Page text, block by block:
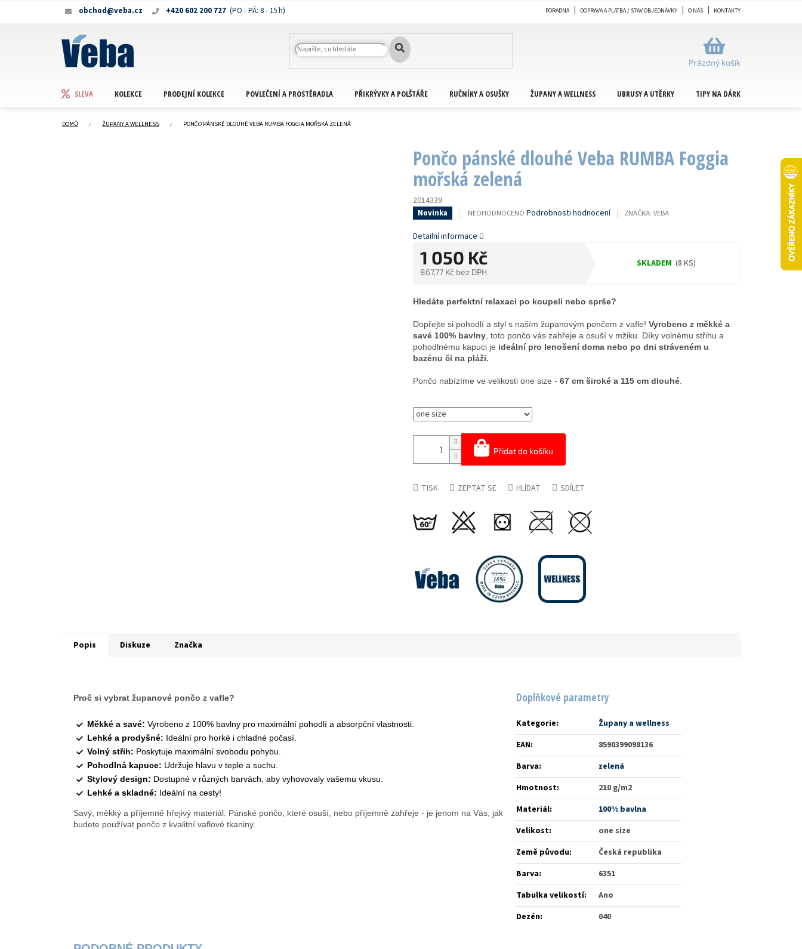
+420 602 200 727
obchod@veba.cz PORADNA DOPRAVA A PLATBA / STAV OBJEDNÁVKY O NÁS KONTAKTY
NÁKUPNÍ
KOŠÍK
Prázdný košík
SLEVA KOLEKCE PRODEJNÍ KOLEKCE POVLEČENÍ A PROSTĚRADLA PŘIKRÝVKY A POLŠTÁŘE RUČNÍKY A OSUŠKY ŽUPANY A WELLNESS UBRUSY A UTĚRKY TIPY NA DÁRKY
DOMŮ ŽUPANY A WELLNESS PONČO PÁNSKÉ DLOUHÉ VEBA RUMBA FOGGIA MOŘSKÁ ZELENÁ
Pončo pánské dlouhé Veba RUMBA Foggia
mořská zelená
2014339
Novinka
PRŮMĚRNÉ
PRODUKTU
JE
0,0
Z
5
NEOHODNOCENO Podrobnosti hodnocení ZNAČKA: VEBA
1 050 Kč
867,77 Kč bez DPH
cena:
SKLADEM (8 KS)
Přidat do košíku
Hledáte perfektní relaxaci po koupeli nebo sprše?
Dopřejte si pohodlí a styl s naším županovým pončem z vafle! Vyrobeno z měkké a
savé 100% bavlny, toto pončo vás zahřeje a osuší v mžiku. Díky volnému střihu a
pohodlnému kapuci je ideální pro lenošení doma nebo po dni stráveném u
bazénu či na pláži.
Pončo nabízíme ve velikosti one size - 67 cm široké a 115 cm dlouhé.
Detailní informace
TISK ZEPTAT SE HLÍDAT SDÍLET
Popis Diskuze Značka
Proč si vybrat županové pončo z vafle?
Měkké a savé: Vyrobeno z 100% bavlny pro maximální pohodlí a absorpční vlastnosti.
Lehké a prodyšné: Ideální pro horké i chladné počasí.
Volný střih: Poskytuje maximální svobodu pohybu.
Pohodlná kapuce: Udržuje hlavu v teple a suchu.
Stylový design: Dostupné v různých barvách, aby vyhovovaly vašemu vkusu.
Lehké a skladné: Ideální na cesty!
Savý, měkký a příjemně hřejivý materiál. Pánské pončo, které osuší, nebo příjemně zahřeje - je jenom na Vás, jak
budete používat pončo z kvalitní vaflové tkaniny.
Doplňkové parametry
Kategorie:
Župany a wellness
EAN:
8590399098136
Barva:
zelená
Hmotnost:
210 g/m2
Materiál:
100% bavlna
Velikost:
one size
Země původu:
Česká republika
Barva:
6351
Tabulka velikostí:
Ano
Dezén: 040